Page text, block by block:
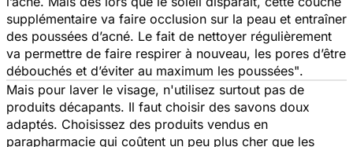
supplémentaire va faire occlusion sur la peau et entraîner
des poussées d’acné. Le fait de nettoyer régulièrement
va permettre de faire respirer à nouveau, les pores d’être
débouchés et d’éviter au maximum les poussées".
Mais pour laver le visage, n'utilisez surtout pas de
produits décapants. Il faut choisir des savons doux
adaptés. Choisissez des produits vendus en
parapharmacie qui coûtent un peu plus cher que les